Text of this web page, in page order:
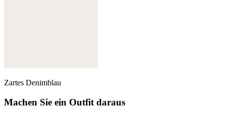
Zartes Denimblau
Machen Sie ein Outfit daraus